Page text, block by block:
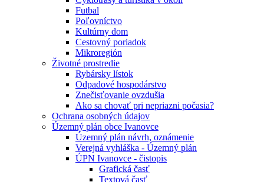
Futbal
Poľovníctvo
Kultúrny dom
Cestovný poriadok
Mikroregión
Životné prostredie
Rybársky lístok
Odpadové hospodárstvo
Znečisťovanie ovzdušia
Ako sa chovať pri nepriazni počasia?
Ochrana osobných údajov
Územný plán obce Ivanovce
Územný plán návrh, oznámenie
Verejná vyhláška - Územný plán
ÚPN Ivanovce - čistopis
Grafická časť
Textová časť